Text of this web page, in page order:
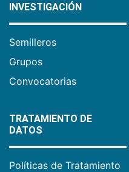
INVESTIGACIÓN
Semilleros
Grupos
Convocatorias
TRATAMIENTO DE
DATOS
Políticas de Tratamiento